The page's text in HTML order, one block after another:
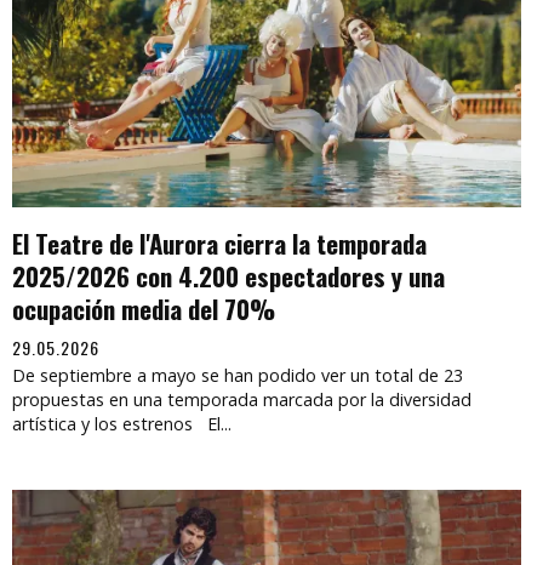
El Teatre de l'Aurora cierra la temporada
2025/2026 con 4.200 espectadores y una
ocupación media del 70%
29.05.2026
De septiembre a mayo se han podido ver un total de 23
propuestas en una temporada marcada por la diversidad
artística y los estrenos El...